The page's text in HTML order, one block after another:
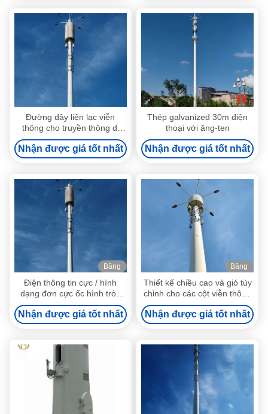
Đường dây liên lạc viễn
thông cho truyền thông di
động
Nhận được giá tốt nhất
Thép galvanized 30m điện
thoại với ăng-ten
Nhận được giá tốt nhất
Băng
hình
Điện thông tin cực / hình
dạng đơn cực ốc hình tròn
hình đa giác hình tám hình
mười hai hình sáu hình ống
hình cong
Nhận được giá tốt nhất
Băng
hình
Thiết kế chiều cao và gió tùy
chỉnh cho các cột viễn thông
với báo cáo phân tích cấu
trúc cột thép
Nhận được giá tốt nhất